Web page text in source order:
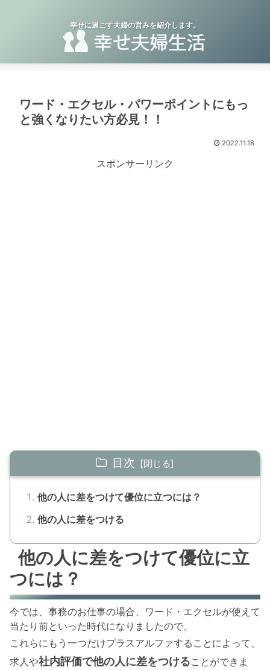
幸せに過ごす夫婦の営みを紹介します。
ワード・エクセル・パワーポイントにもっ
と強くなりたい方必見！！
2022.11.18
スポンサーリンク
目次
他の人に差をつけて優位に立つには？
他の人に差をつける
他の人に差をつけて優位に立
つには？
今では、事務のお仕事の場合、ワード・エクセルが使えて
当たり前といった時代になりましたので、
これらにもう一つだけプラスアルファすることによって、
求人や社内評価で他の人に差をつけることができま